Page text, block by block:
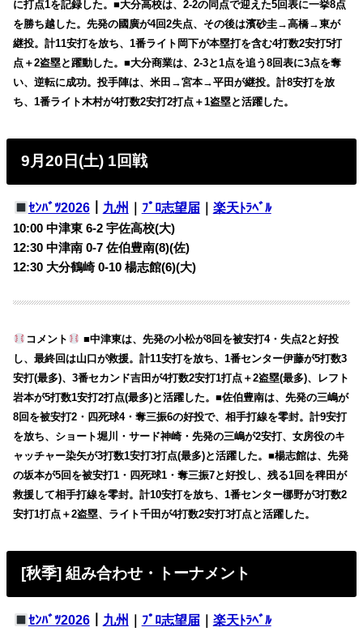
に打点1を記録した。■大分高校は、2-2の同点で迎えた5回表に一挙8点
を勝ち越した。先発の國廣が4回2失点、その後は濱砂圭→高橋→東が
継投。計11安打を放ち、1番ライト岡下が本塁打を含む4打数2安打5打
点＋2盗塁と躍動した。■大分商業は、2-3と1点を追う8回表に3点を奪
い、逆転に成功。投手陣は、米田→宮本→平田が継投。計8安打を放
ち、1番ライト木村が4打数2安打2打点＋1盗塁と活躍した。
9月20日(土) 1回戦
ｾﾝﾊﾞﾂ2026｜ 九州 ﾌﾟﾛ志望届｜ 楽天ﾄﾗﾍﾞﾙ
10:00 中津東 6-2 宇佐高校(大)
12:30 中津南 0-7 佐伯豊南(8)(佐)
12:30 大分鶴崎 0-10 楊志館(6)(大)
コメント
■中津東は、先発の小松が8回を被安打4・失点2と好投
し、最終回は山口が救援。計11安打を放ち、1番センター伊藤が5打数3
安打(最多)、3番セカンド吉田が4打数2安打1打点＋2盗塁(最多)、レフト
岩本が5打数1安打2打点(最多)と活躍した。■佐伯豊南は、先発の三嶋が
8回を被安打2・四死球4・奪三振6の好投で、相手打線を零封。計9安打
を放ち、ショート堀川・サード神崎・先発の三嶋が2安打、女房役のキ
ャッチャー染矢が3打数1安打3打点(最多)と活躍した。■楊志館は、先発
の坂本が5回を被安打1・四死球1・奪三振7と好投し、残る1回を稗田が
救援して相手打線を零封。計10安打を放ち、1番センター梛野が3打数2
安打1打点＋2盗塁、ライト千田が4打数2安打3打点と活躍した。
[秋季] 組み合わせ・トーナメント
ｾﾝﾊﾞﾂ2026｜ 九州 ﾌﾟﾛ志望届｜ 楽天ﾄﾗﾍﾞﾙ